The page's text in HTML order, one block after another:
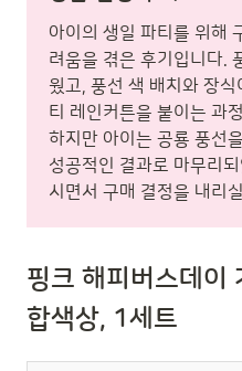
아이의 생일 파티를 위해
려움을 겪은 후기입니다.
웠고, 풍선 색 배치와 장
티 레인커튼을 붙이는 과
하지만 아이는 공룡 풍선
성공적인 결과로 마무리
시면서 구매 결정을 내리
핑크 해피버스데이
합색상, 1세트